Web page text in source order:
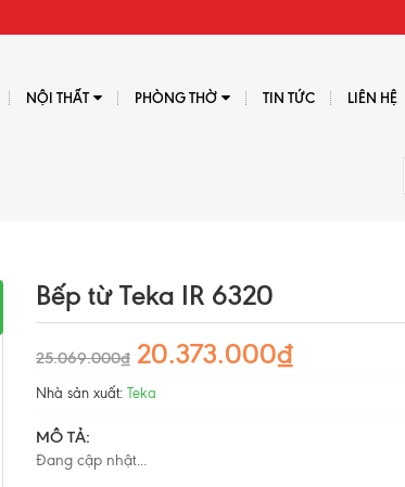
NỘI THẤT PHÒNG THỜ TIN TỨC LIÊN HỆ
Bếp từ Teka IR 6320
25.069.000₫ 20.373.000₫
Nhà sản xuất: Teka
MÔ TẢ:
Đang cập nhật...